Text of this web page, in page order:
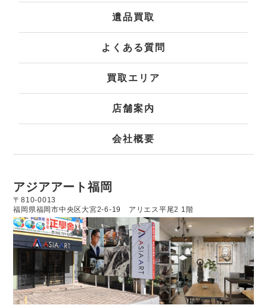
遺品買取
よくある質問
買取エリア
店舗案内
会社概要
アジアアート福岡
〒810-0013
福岡県福岡市中央区大宮2-6-19 アリエス平尾2 1階